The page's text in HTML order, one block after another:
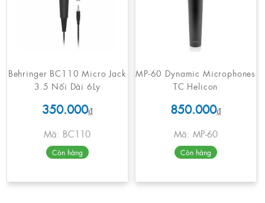
Behringer BC110 Micro Jack
3.5 Nối Dài 6Ly
350.000₫
Mã: BC110
Còn hàng
MP-60 Dynamic Microphones
TC Helicon
850.000₫
Mã: MP-60
Còn hàng